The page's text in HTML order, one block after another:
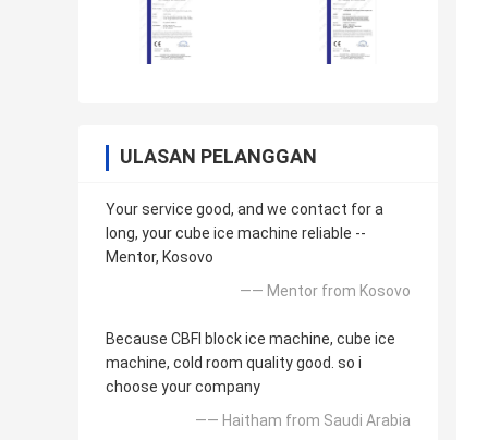
ULASAN PELANGGAN
Your service good, and we contact for a
long, your cube ice machine reliable --
Mentor, Kosovo
—— Mentor from Kosovo
Because CBFI block ice machine, cube ice
machine, cold room quality good. so i
choose your company
—— Haitham from Saudi Arabia